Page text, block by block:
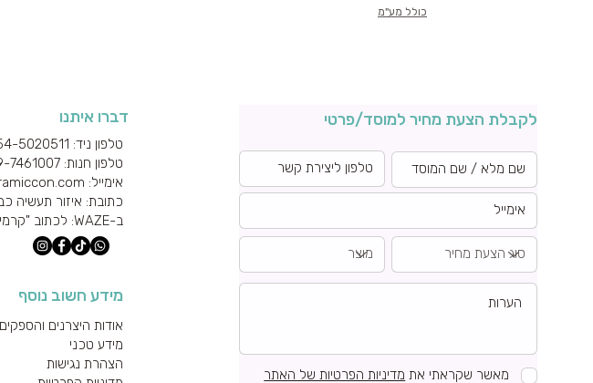
כולל מע"מ
דברו איתנו
טלפון ניד: 054-5020511
טלפון חנות: 09-7461006/7461007
אימייל: info@ceramiccon.com
כתובת: איזור תעשיה כביש 444 בין כפ"ס
ב-WAZE: לכתוב
מידע חשוב נוסף
אודות היצרנים והספקים
מידע טכני
הצהרת נגישות
לקבלת הצעת מחיר למוסד/פרטי
מאשר שקראתי את מדיניות הפרטיות של האתר